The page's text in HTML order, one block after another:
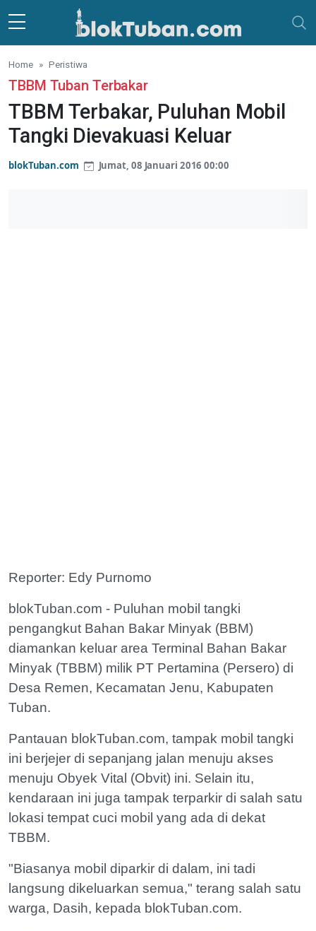
Skip to main content
Home Peristiwa
TBBM Tuban Terbakar
TBBM Terbakar, Puluhan Mobil
Tangki Dievakuasi Keluar
blokTuban.com Jumat, 08 Januari 2016 00:00
Reporter: Edy Purnomo
blokTuban.com - Puluhan mobil tangki
pengangkut Bahan Bakar Minyak (BBM)
diamankan keluar area Terminal Bahan Bakar
Minyak (TBBM) milik PT Pertamina (Persero) di
Desa Remen, Kecamatan Jenu, Kabupaten
Tuban.
Pantauan blokTuban.com, tampak mobil tangki
ini berjejer di sepanjang jalan menuju akses
menuju Obyek Vital (Obvit) ini. Selain itu,
kendaraan ini juga tampak terparkir di salah satu
lokasi tempat cuci mobil yang ada di dekat
TBBM.
"Biasanya mobil diparkir di dalam, ini tadi
langsung dikeluarkan semua," terang salah satu
warga, Dasih, kepada blokTuban.com.